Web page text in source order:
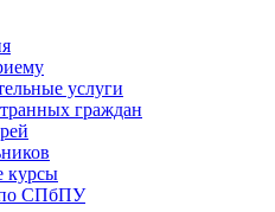
услуги
граждан
курсы
по СПбПУ